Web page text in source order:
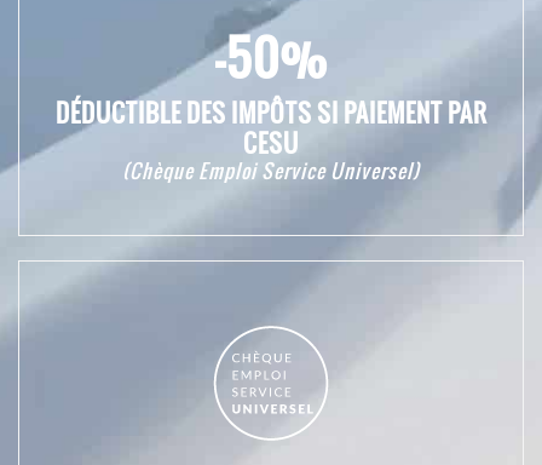
-50%
DÉDUCTIBLE DES IMPÔTS SI PAIEMENT PAR
CESU
(Chèque Emploi Service Universel)